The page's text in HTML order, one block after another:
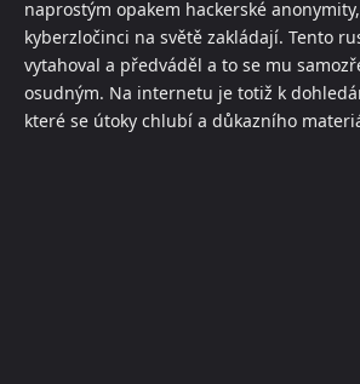
naprostým opakem hackerské
kyberzločinci na světě zakládají. Tento
vytahoval a předváděl a to se mu
osudným. Na internetu je totiž k
které se útoky chlubí a důkazního